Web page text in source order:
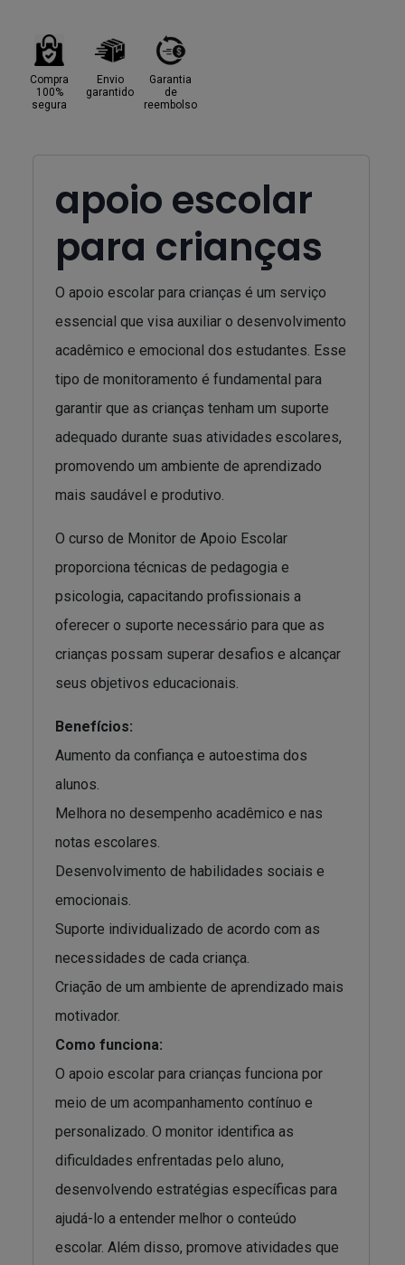
Compra
100%
segura
Envio
garantido
Garantia
de
reembolso
apoio escolar
para crianças
O apoio escolar para crianças é um serviço
essencial que visa auxiliar o desenvolvimento
acadêmico e emocional dos estudantes. Esse
tipo de monitoramento é fundamental para
garantir que as crianças tenham um suporte
adequado durante suas atividades escolares,
promovendo um ambiente de aprendizado
mais saudável e produtivo.
O curso de Monitor de Apoio Escolar
proporciona técnicas de pedagogia e
psicologia, capacitando profissionais a
oferecer o suporte necessário para que as
crianças possam superar desafios e alcançar
seus objetivos educacionais.
Benefícios:
Aumento da confiança e autoestima dos
alunos.
Melhora no desempenho acadêmico e nas
notas escolares.
Desenvolvimento de habilidades sociais e
emocionais.
Suporte individualizado de acordo com as
necessidades de cada criança.
Criação de um ambiente de aprendizado mais
motivador.
Como funciona:
O apoio escolar para crianças funciona por
meio de um acompanhamento contínuo e
personalizado. O monitor identifica as
dificuldades enfrentadas pelo aluno,
desenvolvendo estratégias específicas para
ajudá-lo a entender melhor o conteúdo
escolar. Além disso, promove atividades que